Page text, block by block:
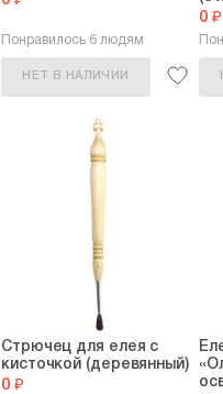
Понравилось 6 людям
НЕТ В НАЛИЧИИ
0 ₽
Стрючец для елея с
кисточкой (деревянный)
0 ₽